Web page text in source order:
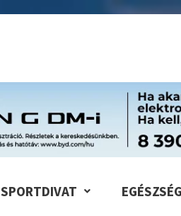
SPORTDIVAT EGÉSZSÉG